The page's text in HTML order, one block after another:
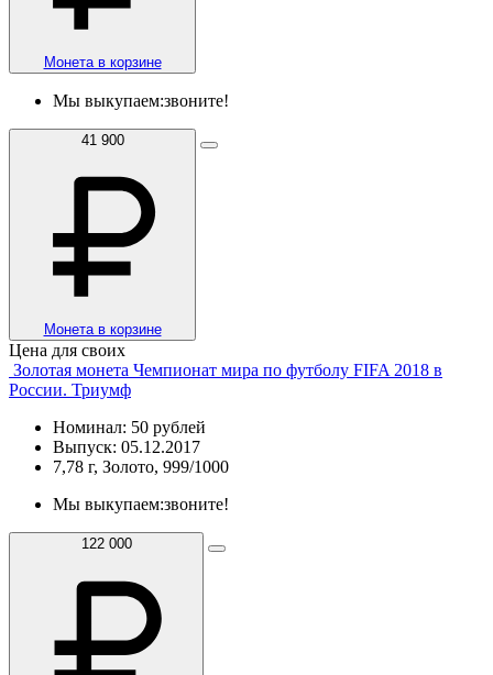
Монета в корзине
Мы выкупаем:звоните!
41 900
Монета в корзине
Цена для своих
Золотая монета Чемпионат мира по футболу FIFA 2018 в
России. Триумф
Номинал: 50 рублей
Выпуск: 05.12.2017
7,78 г, Золото, 999/1000
Мы выкупаем:звоните!
122 000